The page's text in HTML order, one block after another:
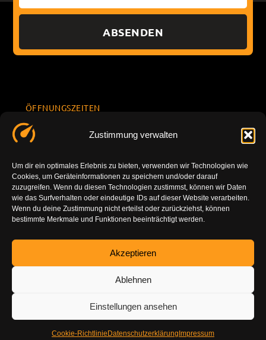
Zustimmung verwalten
Um dir ein optimales Erlebnis zu bieten, verwenden wir Technologien wie
Cookies, um Geräteinformationen zu speichern und/oder darauf
zuzugreifen. Wenn du diesen Technologien zustimmst, können wir Daten
wie das Surfverhalten oder eindeutige IDs auf dieser Website verarbeiten.
Wenn du deine Zustimmung nicht erteilst oder zurückziehst, können
bestimmte Merkmale und Funktionen beeinträchtigt werden.
Akzeptieren
Ablehnen
Einstellungen ansehen
Cookie-Richtlinie Datenschutzerklärung Impressum
ABSENDEN
ÖFFNUNGSZEITEN
Sa. 10.00 -
14.00
So.
geschlossen
INFORMATION
7777801
info@tuning-
vor-ort.com
DE-86179
g
Impressu
m